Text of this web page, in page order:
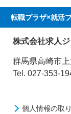
転職プラザ×就活
株式会社求人
群馬県高崎市
Tel. 027-353-
個人情報の取